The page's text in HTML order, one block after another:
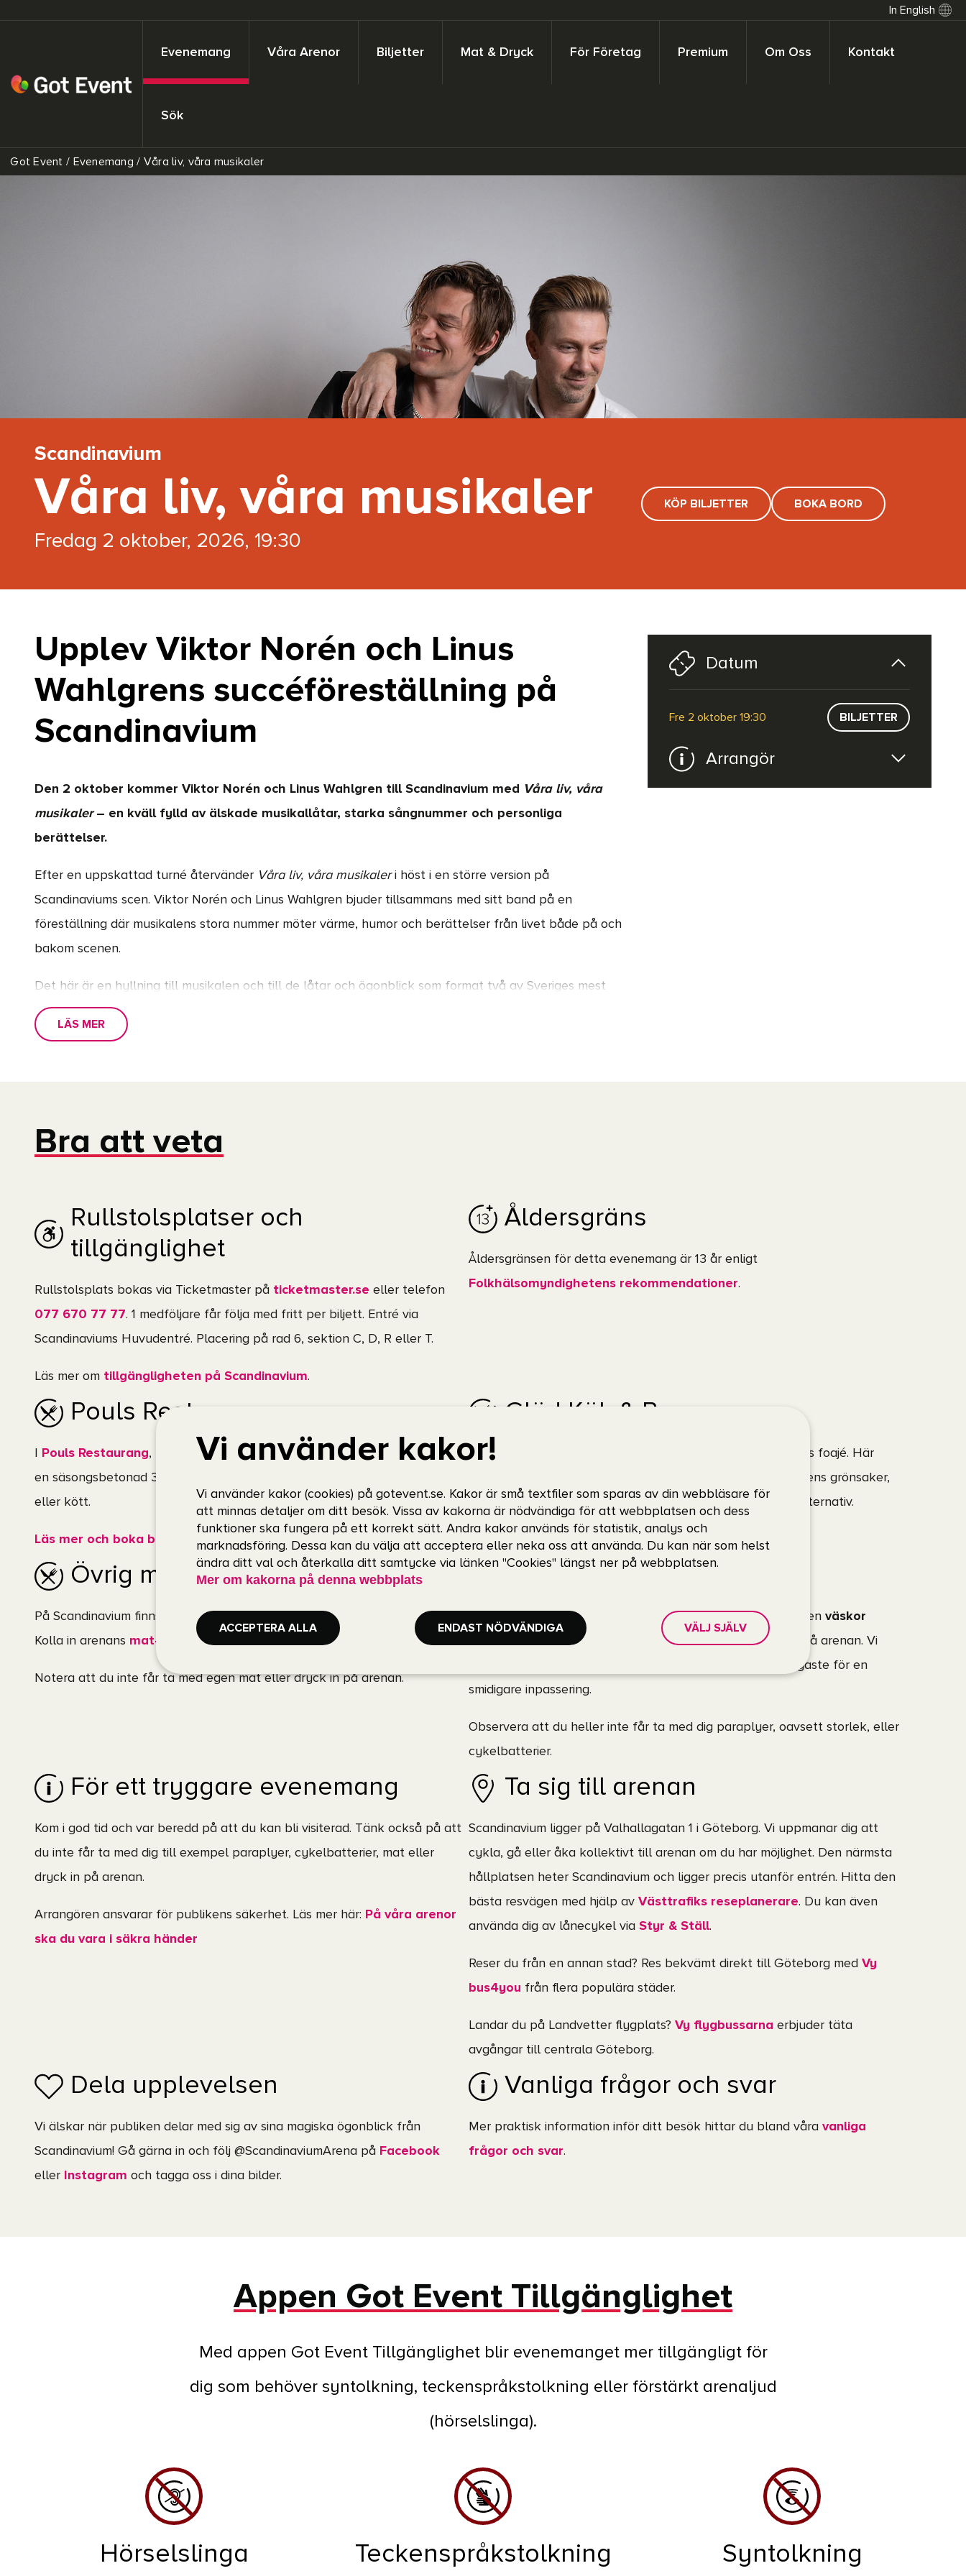
In English
Evenemang Våra Arenor Biljetter Mat & Dryck För Företag Premium Om Oss Kontakt
Sök
Got Event / Evenemang / Våra liv, våra musikaler
Scandinavium
Våra liv, våra musikaler
fredag 2 oktober, 2026, 19:30
KÖP BILJETTER BOKA BORD
Upplev Viktor Norén och Linus
Wahlgrens succéföreställning på
Scandinavium
Den 2 oktober kommer Viktor Norén och Linus Wahlgren till Scandinavium med
Våra liv, våra
musikaler– en kväll fylld av älskade musikallåtar, starka sångnummer och personliga
berättelser.
Efter en uppskattad turné återvänder Våra liv, våra musikaleri höst i en större version på
Scandinaviums scen. Viktor Norén och Linus Wahlgren bjuder tillsammans med sitt band på en
föreställning där musikalens stora nummer möter värme, humor och berättelser från livet både på och
bakom scenen.
Det här är en hyllning till musikalen och till de låtar och ögonblick som format två av Sveriges mest
välkända scenpersonligheter. Med stark närvaro, stora känslor och musik som berört generationer
väntar en kväll att uppleva tillsammans i Göteborg.
LÄS MER
Datum
fre 2 oktober 19:30 BILJETTER
Arrangör
Bra att veta
Rullstolsplatser och
tillgänglighet
Rullstolsplats bokas via Ticketmaster på ticketmaster.se eller telefon
077 670 77 77. 1 medföljare får följa med fritt per biljett. Entré via
Scandinaviums Huvudentré. Placering på rad 6, sektion C, D, R eller T.
Läs mer om tillgängligheten på Scandinavium.
Åldersgräns
Åldersgränsen för detta evenemang är 13 år enligt
Folkhälsomyndighetens rekommendationer.
Pouls Restaurang
Pouls Restaurang, två våningar upp från Scandinaviums entré, serveras
en säsongsbetonad 3-rättersmeny där du kan välja mellan vegetariskt, fisk
eller kött.
Läs mer och boka bord
Glöd Kök & Bar
Glöd Kök & Bar
hittar du en våning upp från Scandinaviums foajé. Här
dukar vi upp en välsmakande buffé som bygger på säsongens grönsaker,
kött och tillbehör. Självklart erbjuder vi även vegetariska alternativ.
Läs mer och boka bord
Övrig mat & dryck
På Scandinavium finns flera ställen att mätta magen och släcka törsten.
Kolla in arenans mat- och dryckesutbud
Notera att du inte får ta med egen mat eller dryck in på arenan.
Väskor och andra föremål
Observera att detinte råder något totalt väskförbud , men väskor
större än 40 x 40 x 20 cm är inte tillåtnaatt ta med in på arenan. Vi
rekommenderar att du endast tar med det allra nödvändigaste för en
smidigare inpassering.
Observera att du heller inte får ta med dig paraplyer, oavsett storlek, eller
cykelbatterier.
För ett tryggare evenemang
Kom i god tid och var beredd på att du kan bli visiterad. Tänk också på att
du inte får ta med dig till exempel paraplyer, cykelbatterier, mat eller
dryck in på arenan.
Arrangören ansvarar för publikens säkerhet. Läs mer här: På våra arenor
ska du vara i säkra händer
Ta sig till arenan
Scandinavium ligger på Valhallagatan 1 i Göteborg. Vi uppmanar dig att
cykla, gå eller åka kollektivt till arenan om du har möjlighet. Den närmsta
hållplatsen heter Scandinavium och ligger precis utanför entrén. Hitta den
bästa resvägen med hjälp av Västtrafiks reseplanerare. Du kan även
använda dig av lånecykel via Styr & Ställ.
Reser du från en annan stad? Res bekvämt direkt till Göteborg med Vy
bus4you från flera populära städer.
Landar du på Landvetter flygplats? Vy flygbussarna erbjuder täta
avgångar till centrala Göteborg.
Dela upplevelsen
Vi älskar när publiken delar med sig av sina magiska ögonblick från
Scandinavium! Gå gärna in och följ @ScandinaviumArena på Facebook
eller
Instagram och tagga oss i dina bilder.
Vanliga frågor och svar
Mer praktisk information inför ditt besök hittar du bland våra vanliga
frågor och svar.
Appen Got Event Tillgänglighet
Med appen Got Event Tillgänglighet blir evenemanget mer tillgängligt för
dig som behöver syntolkning, teckenspråkstolkning eller förstärkt arenaljud
(hörselslinga).
Hörselslinga Teckenspråkstolkning Syntolkning
Vi använder kakor!
Vi använder kakor (cookies) på gotevent.se. Kakor är små textfiler som sparas av din webbläsare för
att minnas detaljer om ditt besök. Vissa av kakorna är nödvändiga för att webbplatsen och dess
funktioner ska fungera på ett korrekt sätt. Andra kakor används för statistik, analys och
marknadsföring. Dessa kan du välja att acceptera eller neka oss att använda. Du kan när som helst
ändra ditt val och återkalla ditt samtycke via länken "Cookies" längst ner på webbplatsen.
Mer om kakorna på denna webbplats
ACCEPTERA ALLA ENDAST NÖDVÄNDIGA VÄLJ SJÄLV